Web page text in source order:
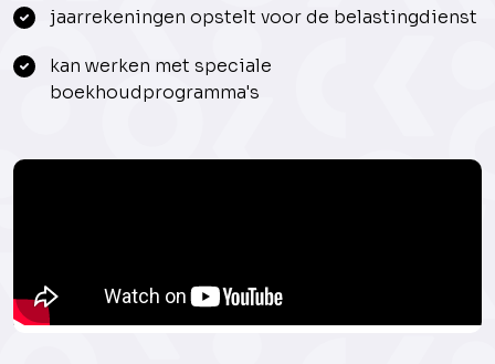
jaarrekeningen opstelt voor de belastingdienst
kan werken met speciale
boekhoudprogramma's